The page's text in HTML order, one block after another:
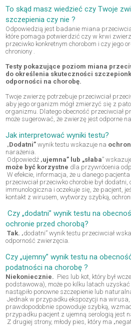
To skąd masz wiedzieć czy Twoje
szczepienia czy nie ?
Odpowiedzią jest badanie miana
które pomaga potwierdzić czy w krwi
przeciwko konkretnym chorobom i czy jego
chroniony .
Testy pokazujące poziom miana
do określenia skuteczności
odporności na chorobę.
Twoje zwierzę potrzebuje przeciwciał
aby jego organizm mógł zmierzyć się z
organizmu. Dlatego obecność przeciwciał
może sugerować, że zwierzę jest odporne
Jak interpretować wyniki testu?
„Dodatni” wynik testu wskazuje na
narażenia.
Odpowiedź „ujemna” lub „słaba”
może być korzystne dla przywrócenia
W efekcie, informacja, że u danego
przeciwciał przeciwko chorobie był
immunologiczna i oczekuje się, że pacjent,
kontakt z wirusem, wytworzy szybką,
Czy „dodatni” wynik testu na
ochronie przed chorobą?
Tak. „dodatni” wynik testu przeciwciał
odporność zwierzęcia.
Czy „ujemny” wynik testu na
podatności na chorobę ?
Niekoniecznie. Pies lub kot, który był
podstawowa), może po kilku latach uzyskać
nastąpiło ponowne szczepienie lub
Jednak w przypadku ekspozycji na wirusa,
prawdopodobnie spowoduje szybką,
przypadku pacjent z ujemną serologią jest
Z drugiej strony, młody pies, który ma